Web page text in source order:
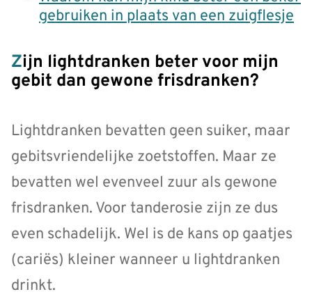
gebruiken in plaats van een zuigflesje
Zijn lightdranken beter voor mijn
gebit dan gewone frisdranken?
Lightdranken bevatten geen suiker, maar
gebitsvriendelijke zoetstoffen. Maar ze
bevatten wel evenveel zuur als gewone
frisdranken. Voor tanderosie zijn ze dus
even schadelijk. Wel is de kans op gaatjes
(cariës) kleiner wanneer u lightdranken
drinkt.